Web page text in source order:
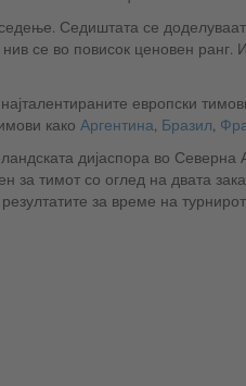
Седиштата се
се во повисок ценовен ранг.
европски
како Аргентина, Бразил,
дијаспора во Северна
за време на